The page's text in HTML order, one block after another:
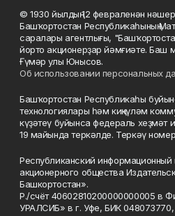
© 1930 йылдың 12 февраленән
Башҡортостан Республикаһының
саралары агентлығы,
йорто акционерҙар йәмғиәте.
Ғүмәр улы Юнысов.
Об использовании персональных
Башҡортостан Республикаһы
технологиялары һәм киңкүләм
күҙәтеү буйынса федераль хеҙмәт
19 майында теркәлде. Теркәү
Республиканский информационный
акционерного общества
Башкортостан».
Р./счёт 40602810200000000005 в
УРАЛСИБ» в г. Уфе, БИК